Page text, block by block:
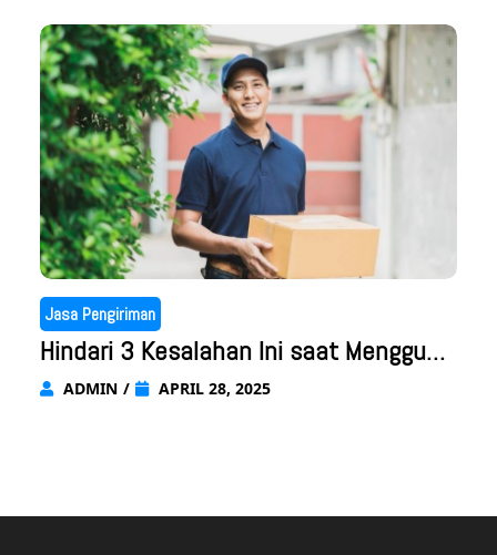
Jasa Pengiriman
Hindari 3 Kesalahan Ini saat Mengguna
kan Jasa Pengiriman Makassar di Hari
ADMIN / APRIL 28, 2025